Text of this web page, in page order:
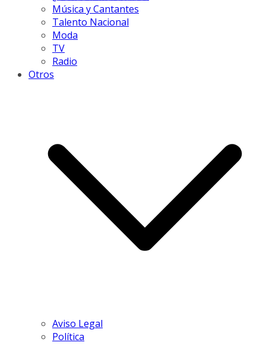
Música y Cantantes
Talento Nacional
Moda
TV
Radio
Otros
Aviso Legal
Política